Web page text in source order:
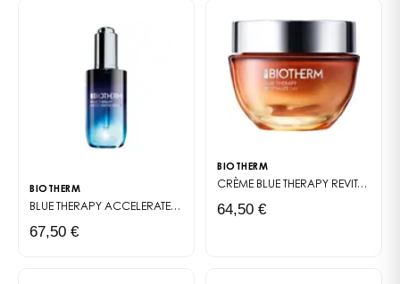
BIOTHERM
BLUE THERAPY ACCELERATED REPARIERENDES ANTI-AGING-SERUM
67,50 €
BIOTHERM
CRÈME BLUE THERAPY REVITALIZE DAY
64,50 €